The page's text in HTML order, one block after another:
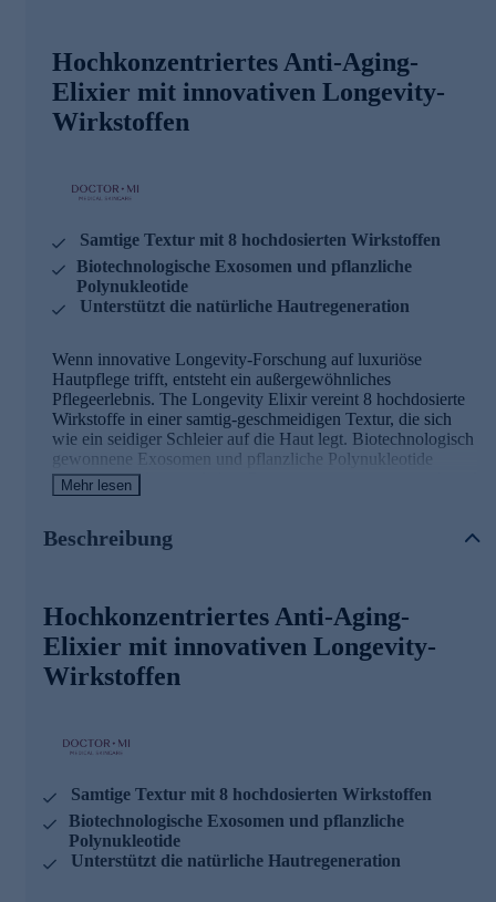
Hochkonzentriertes Anti-Aging-
Elixier mit innovativen Longevity-
Wirkstoffen
Samtige Textur mit 8 hochdosierten Wirkstoffen
Biotechnologische Exosomen und pflanzliche
Polynukleotide
Unterstützt die natürliche Hautregeneration
Wenn innovative Longevity-Forschung auf luxuriöse
Hautpflege trifft, entsteht ein außergewöhnliches
Pflegeerlebnis. The Longevity Elixir vereint 8 hochdosierte
Wirkstoffe in einer samtig-geschmeidigen Textur, die sich
wie ein seidiger Schleier auf die Haut legt. Biotechnologisch
gewonnene Exosomen und pflanzliche Polynukleotide
unterstützen die natürlichen Regenerationsprozesse, während
ein Signalpeptid dazu beiträgt, Mimikfalten zu reduzieren.
Strahlkraft und sorgt für ein sichtbar gepflegtes, frisches
Mehr lesen
Beschreibung
Hochkonzentriertes Anti-Aging-
Elixier mit innovativen Longevity-
Wirkstoffen
Samtige Textur mit 8 hochdosierten Wirkstoffen
Biotechnologische Exosomen und pflanzliche
Polynukleotide
Unterstützt die natürliche Hautregeneration